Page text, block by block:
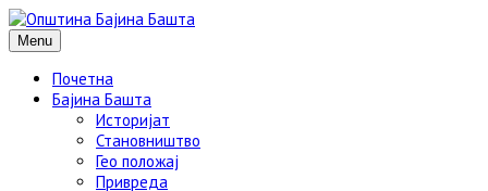
Menu
Почетна
Бајина Башта
Историјат
Становништво
Гео положај
Привреда